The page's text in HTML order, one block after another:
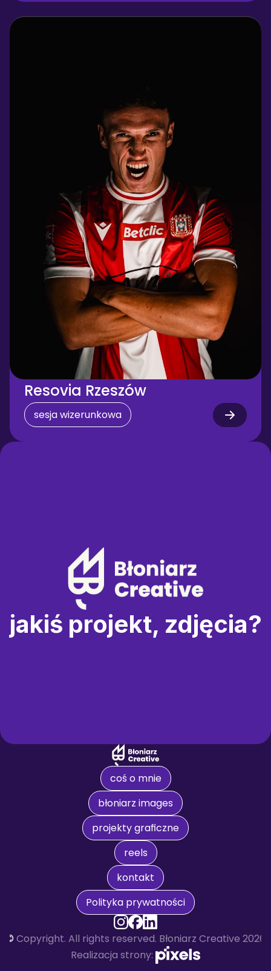
Resovia Rzeszów
sesja wizerunkowa
jakiś projekt, zdjęcia?
coś o mnie
błoniarz images
projekty graficzne
reels
kontakt
Polityka prywatności
© Copyright. All rights reserved. Błoniarz Creative 2026
Realizacja strony: